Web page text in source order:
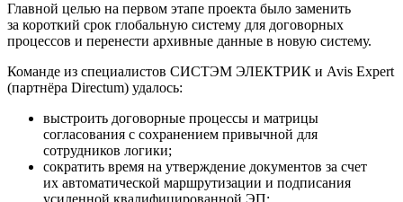
Главной целью на первом этапе проекта было заменить
за короткий срок глобальную систему для договорных
процессов и перенести архивные данные в новую систему.
Команде из специалистов СИСТЭМ ЭЛЕКТРИК и Avis Expert
(партнёра Directum) удалось:
выстроить договорные процессы и матрицы
согласования с сохранением привычной для
сотрудников логики;
сократить время на утверждение документов за счет
их автоматической маршрутизации и подписания